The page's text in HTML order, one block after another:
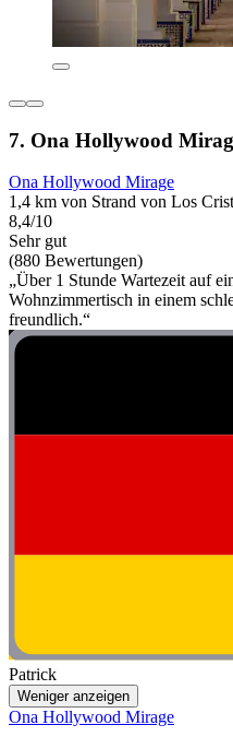
7. Ona Hollywood
Ona Hollywood Mirage
1,4 km von Strand von Los
8,4/10
Sehr gut
(880 Bewertungen)
„Über 1 Stunde Wartezeit auf
Wohnzimmertisch in einem
freundlich.“
Patrick
Weniger anzeigen
Ona Hollywood Mirage